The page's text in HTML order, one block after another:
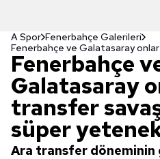
A Spor Fenerbahçe Galerileri
Fenerbahçe
Galatasaray
transfer
süper
Ara transfer döneminin